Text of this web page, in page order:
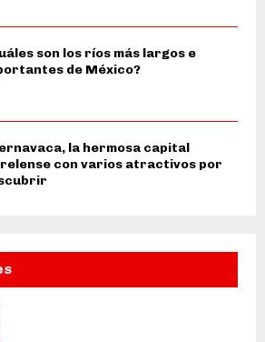
son los ríos más largos e
de México?
la hermosa capital
con varios atractivos por